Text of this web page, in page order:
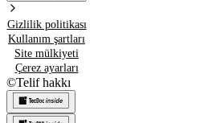
Gizlilik politikası
Kullanım şartları
Site mülkiyeti
Çerez ayarları
©Telif hakkı